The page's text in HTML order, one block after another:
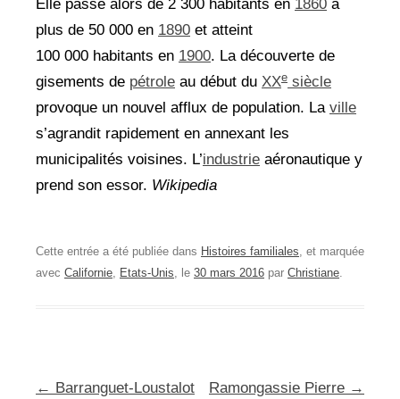
Elle passe alors de 2 300 habitants en 1860 à
plus de 50 000 en 1890 et atteint
100 000 habitants en 1900. La découverte de
gisements de pétrole au début du XXe siècle
provoque un nouvel afflux de population. La ville
s’agrandit rapidement en annexant les
municipalités voisines. L’industrie aéronautique y
prend son essor. Wikipedia
Cette entrée a été publiée dans Histoires familiales, et marquée
avec Californie, Etats-Unis, le 30 mars 2016 par Christiane.
Navigation
← Barranguet-Loustalot
Ramongassie Pierre →